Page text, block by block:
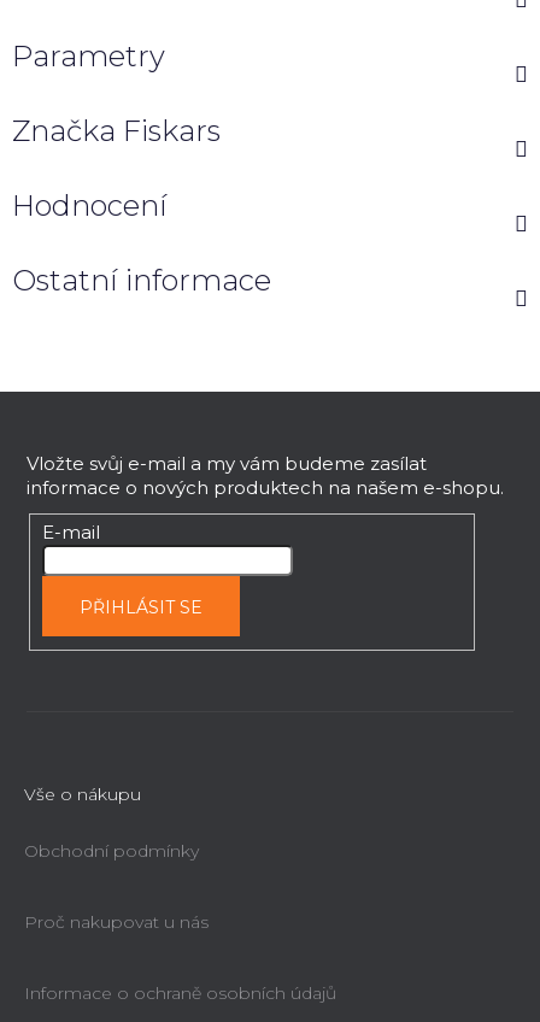
Parametry
Značka Fiskars
Hodnocení
Ostatní informace
Vložte svůj e-mail a my vám budeme zasílat
informace o nových produktech na našem e-shopu.
E-mail
PŘIHLÁSIT SE
Vše o nákupu
Obchodní podmínky
Proč nakupovat u nás
Informace o ochraně osobních údajů